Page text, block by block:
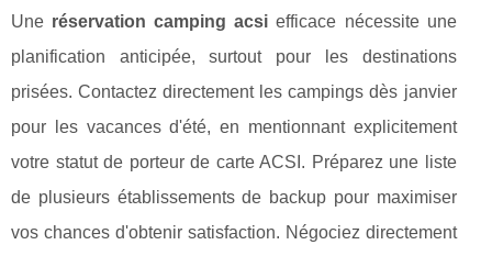
Une réservation camping acsi efficace nécessite une
planification anticipée, surtout pour les destinations
prisées. Contactez directement les campings dès janvier
pour les vacances d'été, en mentionnant explicitement
votre statut de porteur de carte ACSI. Préparez une liste
de plusieurs établissements de backup pour maximiser
vos chances d'obtenir satisfaction. Négociez directement